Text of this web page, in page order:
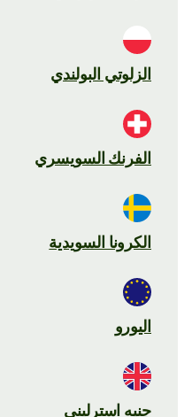
الزلوتي البولندي
الفرنك السويسري
الكرونا السويدية
اليورو
جنيه استرليني